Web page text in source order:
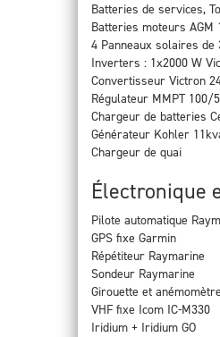
Batteries de services,
Batteries moteurs AGM
4 Panneaux solaires de
Inverters : 1x2000 W
Convertisseur Victron
Régulateur MMPT 100/
Chargeur de batteries
Générateur Kohler
Chargeur de quai
Électronique
Pilote automatique
GPS fixe Garmin
Répétiteur Raymarine
Sondeur Raymarine
Girouette et
VHF fixe Icom IC-M330
Iridium + Iridium GO